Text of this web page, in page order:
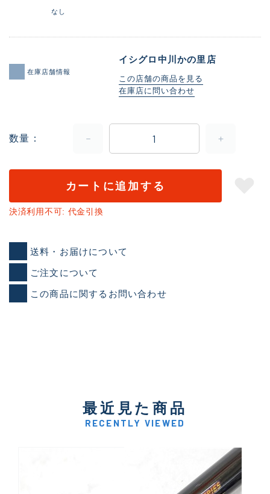
なし
在庫店舗情報
イシグロ中川かの里店
この店舗の商品を見る
在庫店に問い合わせ
数量
カートに追加する
決済利用不可: 代金引換
送料・お届けについて
ご注文について
この商品に関するお問い合わせ
最近見た商品
RECENTLY VIEWED